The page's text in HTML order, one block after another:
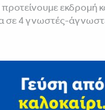
εκδρομή
σε 4 γνωστές-